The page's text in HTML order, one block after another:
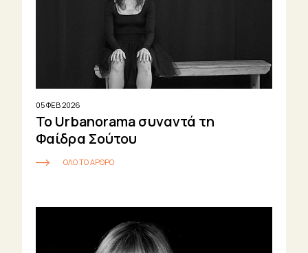
05 ΦΕΒ 2026
Το Urbanorama συναντά τη
Φαίδρα Σούτου
ΟΛΟ ΤΟ ΑΡΘΡΟ